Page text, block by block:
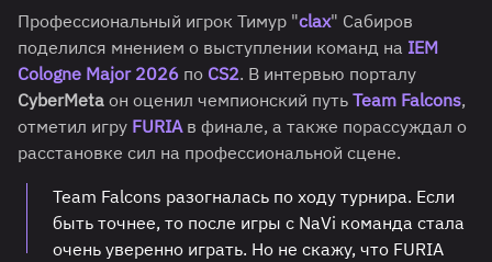
Профессиональный игрок Тимур "clax" Сабиров
поделился мнением о выступлении команд на IEM
Cologne Major 2026 по CS2. В интервью порталу
CyberMeta он оценил чемпионский путь Team Falcons,
отметил игру FURIAв финале, а также порассуждал о
расстановке сил на профессиональной сцене.
Team Falcons разогналась по ходу турнира. Если
быть точнее, то после игры с NaVi команда стала
очень уверенно играть. Но не скажу, что FURIA